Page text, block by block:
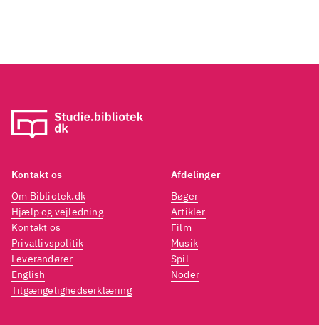
Kontakt os
Om Bibliotek.dk
Hjælp og vejledning
Kontakt os
Privatlivspolitik
Leverandører
English
Tilgængelighedserklæring
Afdelinger
Bøger
Artikler
Film
Musik
Spil
Noder